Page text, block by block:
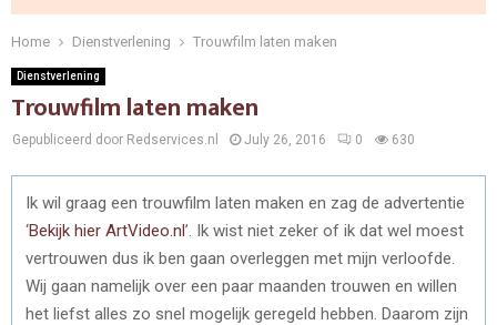
Home Dienstverlening Trouwfilm laten maken
Dienstverlening
Trouwfilm laten maken
Gepubliceerd door Redservices.nl July 26, 2016 0 630
Ik wil graag een trouwfilm laten maken en zag de advertentie
‘Bekijk hier ArtVideo.nl’. Ik wist niet zeker of ik dat wel moest
vertrouwen dus ik ben gaan overleggen met mijn verloofde.
Wij gaan namelijk over een paar maanden trouwen en willen
het liefst alles zo snel mogelijk geregeld hebben. Daarom zijn